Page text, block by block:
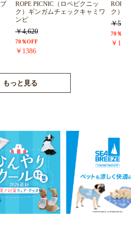
ROPE PICNIC（ロペピクニッ
ク）ギンガムチェックキャミワ
ンピ
￥4,620
70％OFF
￥1386
ROPE
ク）
￥
70％
￥
もっと見る